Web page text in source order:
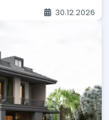
30.12.2026